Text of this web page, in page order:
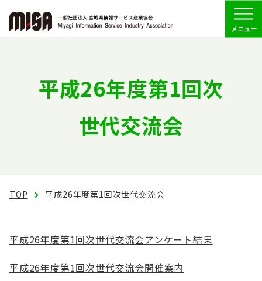
Menu
English
会員ログイン
平成26年度第1回次
世代交流会
TOP 平成26年度第1回次世代交流会
平成26年度第1回次世代交流会アンケート結果
平成26年度第1回次世代交流会開催案内